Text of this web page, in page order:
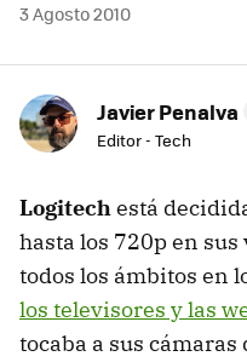
3 Agosto 2010
Javier Penalva
Editor - Tech
Logitechestá
hasta los 720p en
todos los ámbitos en
los televisores y las
tocaba a sus cámaras